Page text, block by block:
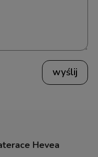
wyślij
Hevea